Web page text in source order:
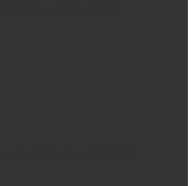
P64LP170
ES Genesis CLP